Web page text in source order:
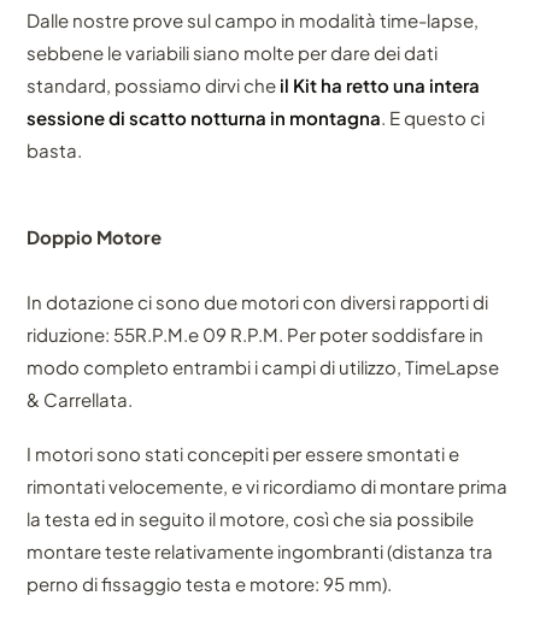
Dalle nostre prove sul campo in modalità time-lapse,
sebbene le variabili siano molte per dare dei dati
standard, possiamo dirvi che il Kit ha retto una intera
sessione di scatto notturna in montagna. E questo ci
basta.
Doppio Motore
In dotazione ci sono due motori con diversi rapporti di
riduzione: 55R.P.M.e 09 R.P.M. Per poter soddisfare in
modo completo entrambi i campi di utilizzo, TimeLapse
& Carrellata.
I motori sono stati concepiti per essere smontati e
rimontati velocemente, e vi ricordiamo di montare prima
la testa ed in seguito il motore, così che sia possibile
montare teste relativamente ingombranti (distanza tra
perno di fissaggio testa e motore: 95 mm).